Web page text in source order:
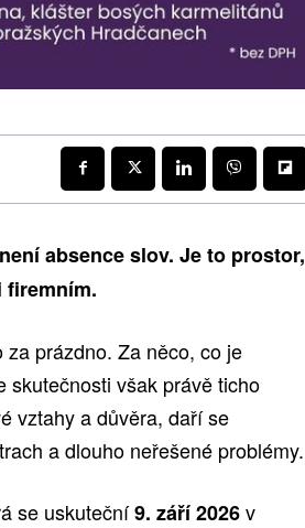
absence slov. Je to prostor,
firemním.
prázdno. Za něco, co je
skutečnosti však právě ticho
vztahy a důvěra, daří se
a dlouho neřešené problémy.
se uskuteční9. září 2026v